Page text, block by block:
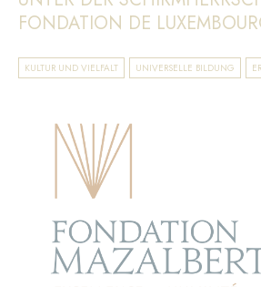
FONDATION DE
KULTUR UND VIELFALT UNIVERSELLE BILDUNG